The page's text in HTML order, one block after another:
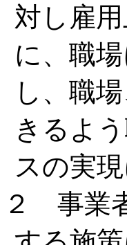
対し雇
に、職
し、職
きるよ
スの実
２ 事業